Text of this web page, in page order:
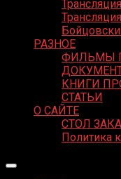
РАЗНОЕ
ФИЛЬМЫ
КНИГИ
СТАТЬИ
О САЙТЕ
СТОЛ
Политика